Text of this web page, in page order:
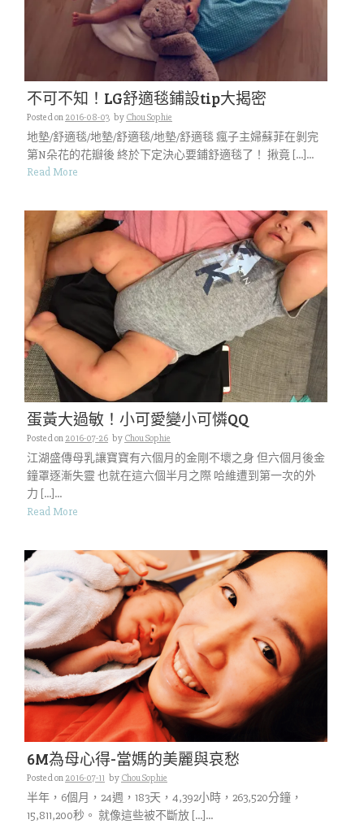
不可不知！LG舒適毯鋪設tip大揭密
Posted on 2016-08-03 by Chou Sophie
地墊/舒適毯/地墊/舒適毯/地墊/舒適毯 瘋子主婦蘇菲在剝完
第N朵花的花瓣後 終於下定決心要鋪舒適毯了！ 揪竟 […]...
Read More
蛋黃大過敏！小可愛變小可憐QQ
Posted on 2016-07-26 by Chou Sophie
江湖盛傳母乳讓寶寶有六個月的金剛不壞之身 但六個月後金
鐘罩逐漸失靈 也就在這六個半月之際 哈維遭到第一次的外
力 […]...
Read More
6M為母心得-當媽的美麗與哀愁
Posted on 2016-07-11 by Chou Sophie
半年，6個月，24週，183天，4,392小時，263,520分鐘，
15,811,200秒。 就像這些被不斷放 […]...